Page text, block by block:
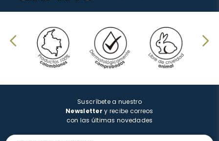
Suscríbete a nuestro
Newsletter y recibe correos
con las últimas novedades